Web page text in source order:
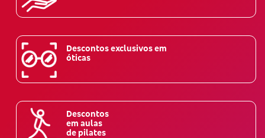
Descontos exclusivos em
óticas
Descontos
em aulas
de pilates